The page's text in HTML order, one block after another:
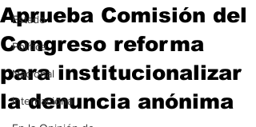
Estado
Política
Nacional
Internacional
Aprueba Comisión del
Congreso reforma
para institucionalizar
la denuncia anónima